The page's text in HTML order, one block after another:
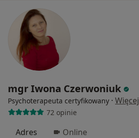
mgr Iwona Czerwoniuk
Psychoterapeuta certyfikowany · Więcej
72 opinie
Adres Online